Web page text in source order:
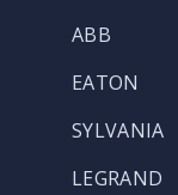
ABB
EATON
SYLVANIA
LEGRAND